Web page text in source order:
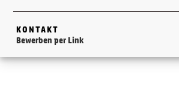
KONTAKT
Bewerben per Link